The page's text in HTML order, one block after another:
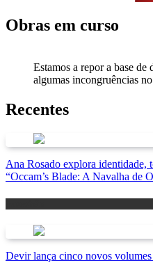
Obras em curso
Estamos a repor a base
algumas incongruências
Recentes
Ana Rosado explora identidade,
“Occam’s Blade: A Navalha de
Devir lança cinco novos volumes